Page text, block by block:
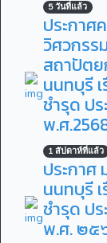
5 วันที่แล้ว
ประกาศ
วิศวกรร
สถาปัต
นนทบุรี
ชำรุด ป
พ.ศ
1 สัปดาห์ที่แล้ว
ประกาศ
นนทบุรี
ชำรุด ป
พ.ศ. ๒๕